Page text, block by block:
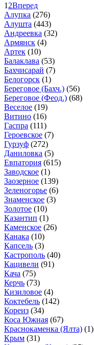
1 2Вперед
Алупка (276)
Алушта (443)
Андреевка (32)
Армянск (4)
Артек (10)
Балаклава (53)
Бахчисарай (7)
Белогорск (1)
Береговое (Бахч.) (56)
Береговое (Феод.) (68)
Веселое (19)
Витино (16)
Гаспра (111)
Героевское (7)
Гурзуф (272)
Даниловка (5)
Евпатория (615)
Заводское (1)
Заозерное (139)
Зеленогорье (6)
Знаменское (3)
Золотое (10)
Казантип (1)
Каменское (26)
Канака (10)
Капсель (3)
Кастрополь (40)
Кацивели (91)
Кача (75)
Керчь (73)
Кизиловое (4)
Коктебель (142)
Кореиз (34)
Коса Южная (67)
Краснокаменка (Ялта) (1)
Крым (31)